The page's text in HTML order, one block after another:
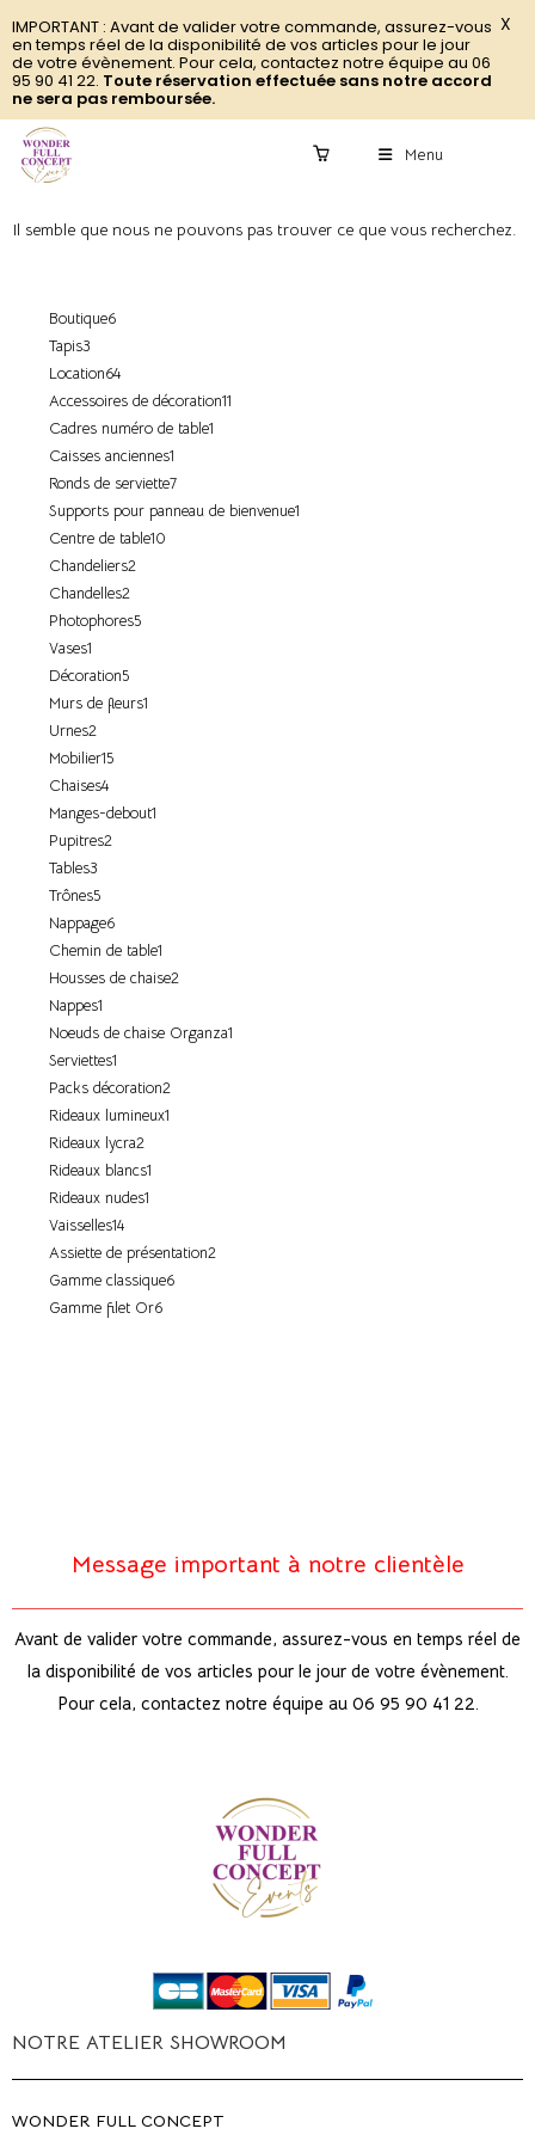
Menu
Il semble que nous ne pouvons pas trouver ce que vous recherchez.
Boutique6
Tapis3
Location64
Accessoires de décoration11
Cadres numéro de table1
Caisses anciennes1
Ronds de serviette7
Supports pour panneau de bienvenue1
Centre de table10
Chandeliers2
Chandelles2
Photophores5
Vases1
Décoration5
Murs de fleurs1
Urnes2
Mobilier15
Chaises4
Manges-debout1
Pupitres2
Tables3
Trônes5
Nappage6
Chemin de table1
Housses de chaise2
Nappes1
Noeuds de chaise Organza1
Serviettes1
Packs décoration2
Rideaux lumineux1
Rideaux lycra2
Rideaux blancs1
Rideaux nudes1
Vaisselles14
Assiette de présentation2
Gamme classique6
Gamme filet Or6
Message important à notre clientèle
Avant de valider votre commande, assurez-vous en temps réel de
la disponibilité de vos articles pour le jour de votre évènement.
Pour cela, contactez notre équipe au 06 95 90 41 22.
NOTRE ATELIER SHOWROOM
WONDER FULL CONCEPT
IMPORTANT : Avant de valider votre commande, assurez-vous
en temps réel de la disponibilité de vos articles pour le jour
de votre évènement. Pour cela, contactez notre équipe au 06
95 90 41 22. Toute réservation effectuée sans notre accord
ne sera pas remboursée.
X